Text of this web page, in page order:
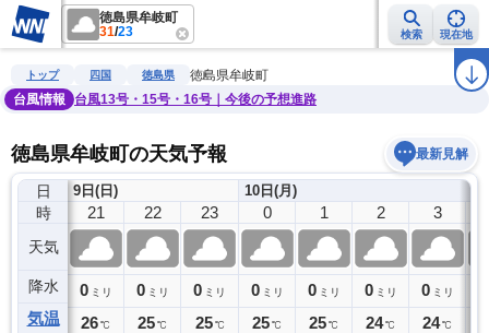
徳島県牟岐町
31/23 検索 現在地
雨雲レーダー 台風情報 地震情報 ラ
トップ 四国 徳島県
徳島県牟岐町
台風情報
台風13号・15号・16号｜今後の予想進路
徳島県牟岐町の天気予報 最新見解
日
時
天気
降水
気温
9日(日)
20
0ミリ
26℃
21
0 ミリ
26℃
22
0 ミリ
25℃
23
0 ミリ
25 ℃
10日(月)
0
0 ミリ
25℃
1
0 ミリ
25℃
2
0 ミリ
24℃
3
0 ミリ
24℃